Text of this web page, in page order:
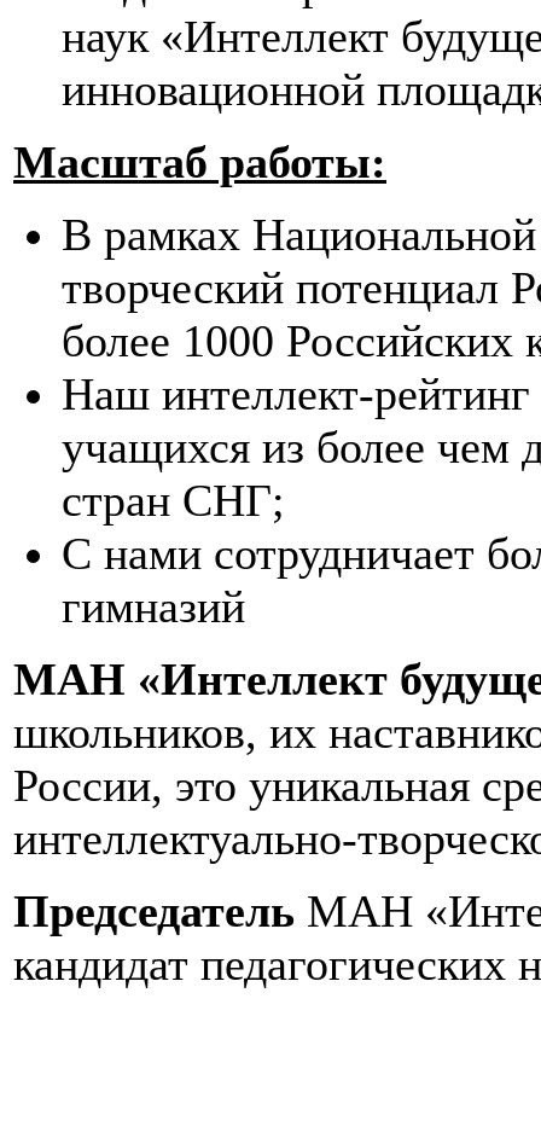
наук «Интеллект
инновационной
Масштаб работы:
В рамках
творческий потенциал
более 1000 Российских
Наш интеллект-рейтинг
учащихся из более чем
стран СНГ;
С нами сотрудничает
гимназий
МАН «Интеллект
школьников, их
России, это уникальная
интеллектуально-
Председатель МАН
кандидат педагогических